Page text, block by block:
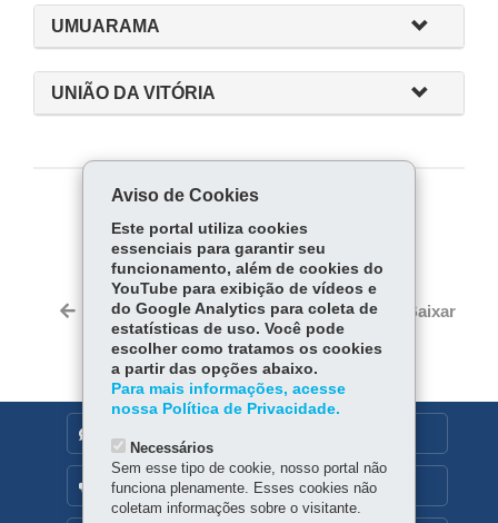
UMUARAMA
UNIÃO DA VITÓRIA
Fa
ce
bo
ok
Tw
itt
er
ha
ts
Ap
p
Voltar Início Imprimir Baixar
OUVIDORIA
Aviso de Cookies
Este portal utiliza cookies
essenciais para garantir seu
funcionamento, além de cookies do
YouTube para exibição de vídeos e
do Google Analytics para coleta de
estatísticas de uso. Você pode
escolher como tratamos os cookies
a partir das opções abaixo.
Para mais informações, acesse
nossa Política de Privacidade.
Necessários
Sem esse tipo de cookie, nosso portal não
funciona plenamente. Esses cookies não
coletam informações sobre o visitante.